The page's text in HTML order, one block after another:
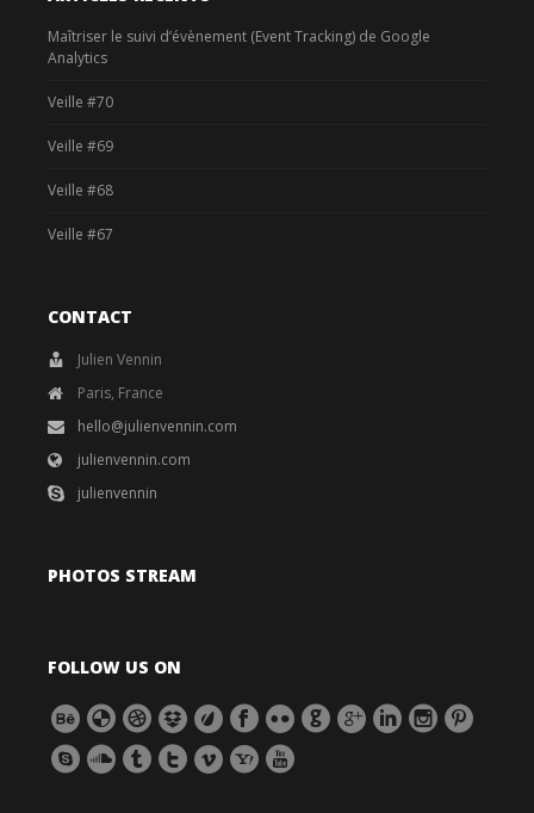
Maîtriser le suivi d’évènement (Event Tracking) de Google
Analytics
Veille #70
Veille #69
Veille #68
Veille #67
CONTACT
Julien Vennin
Paris, France
hello@julienvennin.com
julienvennin.com
julienvennin
PHOTOS STREAM
FOLLOW US ON